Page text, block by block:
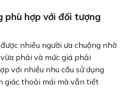
phù hợp với đối tượng
nhiều người ưa chuộng nhờ
phải và mức giá phải
với nhiều nhu cầu sử dụng
giác thoải mái mà vẫn tiết